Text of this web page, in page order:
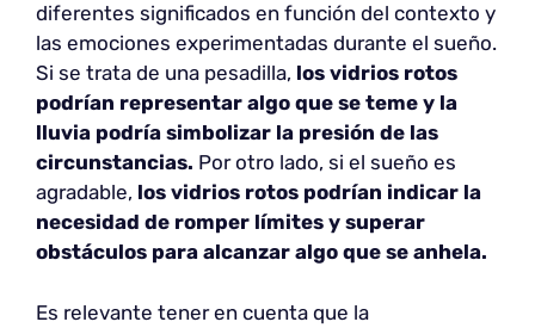
diferentes significados en función del contexto y
las emociones experimentadas durante el sueño.
Si se trata de una pesadilla, los vidrios rotos
podrían representar algo que se teme y la
lluvia podría simbolizar la presión de las
circunstancias. Por otro lado, si el sueño es
agradable, los vidrios rotos podrían indicar la
necesidad de romper límites y superar
obstáculos para alcanzar algo que se anhela.
Es relevante tener en cuenta que la